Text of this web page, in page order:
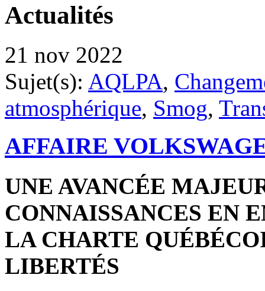
Actualités
21 nov 2022
Sujet(s): AQLPA,
atmosphérique, Smog,
AFFAIRE
UNE AVANCÉE
CONNAISSANCES EN
LA CHARTE
LIBERTÉS